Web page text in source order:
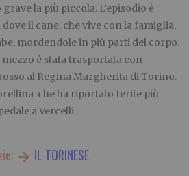
la più piccola. L’episodio è
il cane, che vive con la famiglia,
mordendole in più parti del corpo.
è stata trasportata con
al Regina Margherita di Torino.
che ha riportato ferite più
a Vercelli.
IL TORINESE